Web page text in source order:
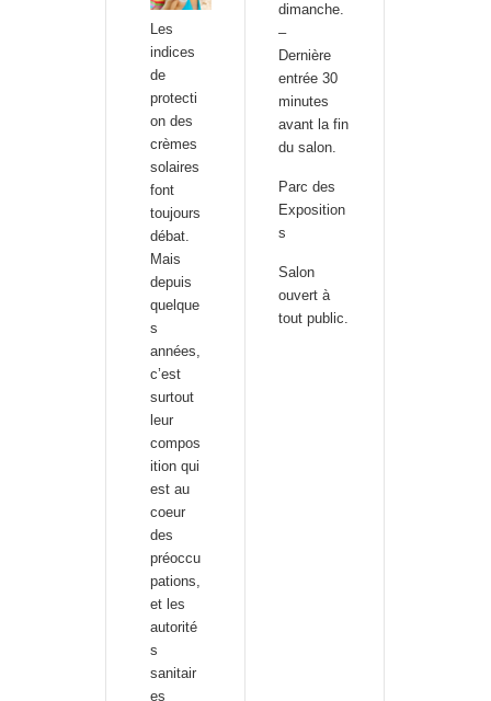
Les
indices
de
protecti
on des
crèmes
solaires
font
toujours
débat.
Mais
depuis
quelque
s
années,
c’est
surtout
leur
compos
ition qui
est au
coeur
des
préoccu
pations,
et les
autorité
s
sanitair
es
dimanche.
–
Dernière
entrée 30
minutes
avant la fin
du salon.
Parc des
Exposition
s
Salon
ouvert à
tout public.